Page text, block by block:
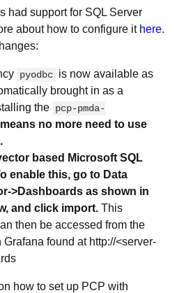
had support for SQL Server
about how to configure it here.
pyodbc is now available as
brought in as a
the pcp-pmda-
no more need to use
based Microsoft SQL
enable this, go to Data
>Dashboards as shown in
and click import. This
then be accessed from the
found at http://<server-
how to set up PCP with